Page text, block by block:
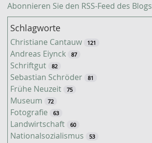
Abonnieren Sie den RSS-Feed des Blogs
Schlagworte
Christiane Cantauw 121
Andreas Eiynck 87
Schriftgut 82
Sebastian Schröder 81
Frühe Neuzeit 75
Museum 72
Fotografie 63
Landwirtschaft 60
Nationalsozialismus 53